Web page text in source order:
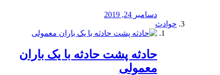
دسامبر 24, 2019
حوادث
️حادثه پشت حادثه با یک باران
معمولی